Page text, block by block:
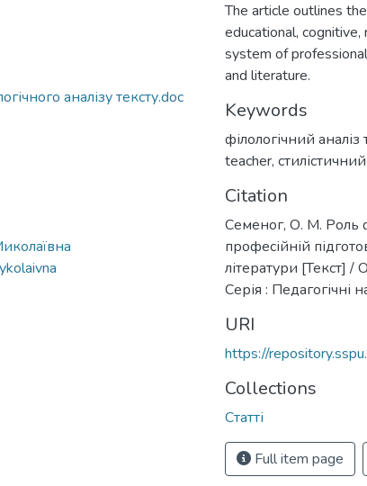
аналізу тексту.doc
The article outlines
educational,
system of
and literature.
Keywords
філологічний аналіз
teacher,
Citation
Семеног, О. М. Роль
професійній
літератури [Текст] /
Серія :
URI
https://
Collections
Статті
Full item page